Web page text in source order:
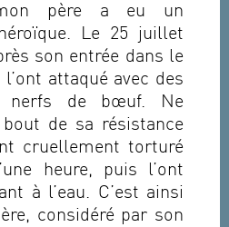
père a eu un
Le 25 juillet
son entrée dans le
attaqué avec des
nerfs de bœuf. Ne
de sa résistance
cruellement torturé
heure, puis l’ont
à l’eau. C’est ainsi
considéré par son